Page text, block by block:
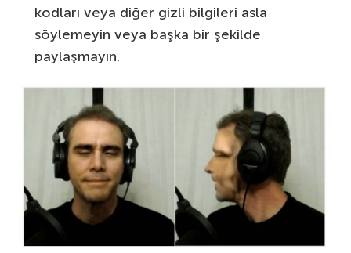
kodları veya diğer gizli bilgileri asla
söylemeyin veya başka bir şekilde
paylaşmayın.